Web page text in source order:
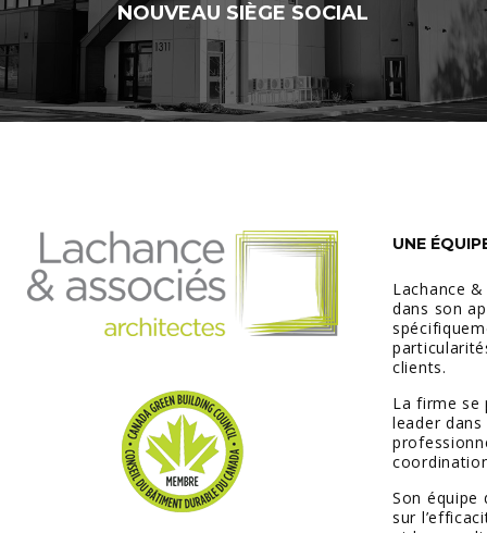
NOUVEAU SIÈGE SOCIAL
UNE
Lachance
dans son
clients.
La firme se
leader dans
Son équipe
sur